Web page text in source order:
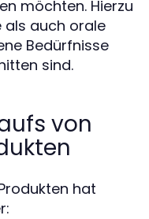
möchten. Hierzu
als auch orale
Bedürfnisse
sind.
von
hat